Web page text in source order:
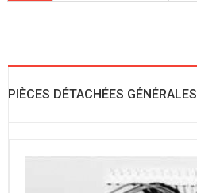
PIÈCES DÉTACHÉES GÉNÉRALES